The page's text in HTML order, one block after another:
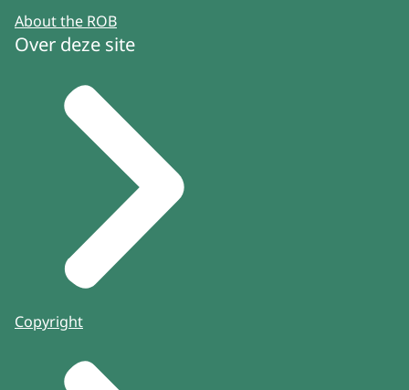
About the ROB
Over deze site
Copyright